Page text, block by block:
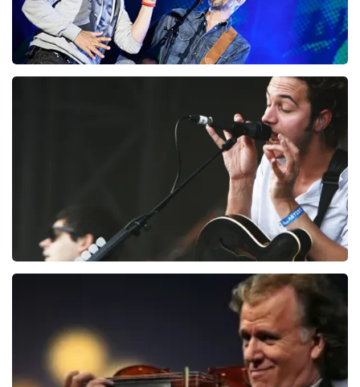
BESTEL NU